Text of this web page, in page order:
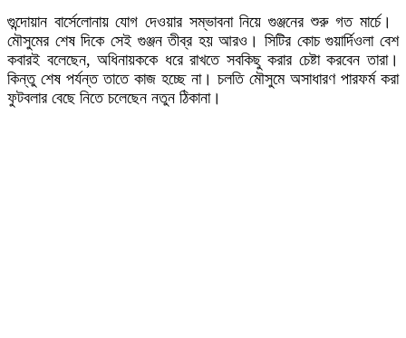
গুন্দোয়ান বার্সেলোনায় যোগ দেওয়ার সম্ভাবনা নিয়ে গুঞ্জনের শুরু গত মার্চে।
মৌসুমের শেষ দিকে সেই গুঞ্জন তীব্র হয় আরও। সিটির কোচ গুয়ার্দিওলা বেশ
কবারই বলেছেন, অধিনায়ককে ধরে রাখতে সবকিছু করার চেষ্টা করবেন তারা।
কিন্তু শেষ পর্যন্ত তাতে কাজ হচ্ছে না। চলতি মৌসুমে অসাধারণ পারফর্ম করা
ফুটবলার বেছে নিতে চলেছেন নতুন ঠিকানা।